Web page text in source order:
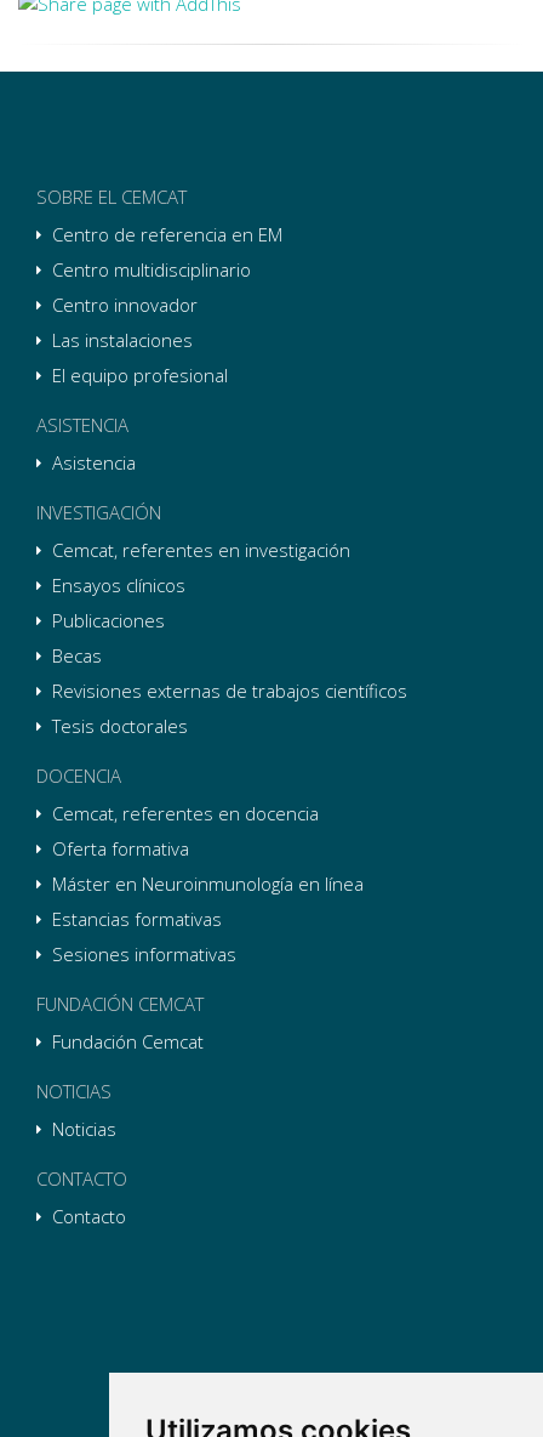
SOBRE EL CEMCAT
Centro de referencia en EM
Centro multidisciplinario
Centro innovador
Las instalaciones
El equipo profesional
ASISTENCIA
Asistencia
INVESTIGACIÓN
Cemcat, referentes en investigación
Ensayos clínicos
Publicaciones
Becas
Revisiones externas de trabajos científicos
Tesis doctorales
DOCENCIA
Cemcat, referentes en docencia
Oferta formativa
Máster en Neuroinmunología en línea
Estancias formativas
Sesiones informativas
FUNDACIÓN CEMCAT
Fundación Cemcat
NOTICIAS
Noticias
CONTACTO
Contacto